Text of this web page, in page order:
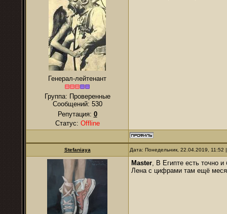
Генерал-лейтенант
Группа: Проверенные
Сообщений: 530
Репутация: 0
Статус: Offline
Stefaniaya Дата: Понедельник, 22.04.2019,
Master, В Египте есть точно
Лена с цифрами там ещё